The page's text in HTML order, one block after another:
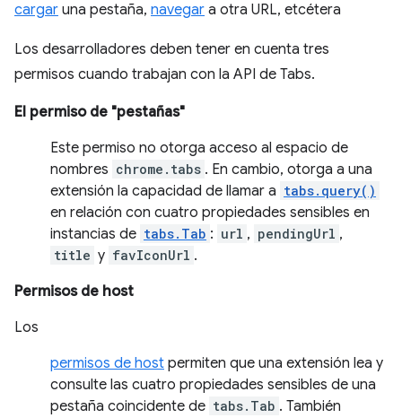
cargar una pestaña, navegar a otra URL, etcétera
Los desarrolladores deben tener en cuenta tres
permisos cuando trabajan con la API de Tabs.
El permiso de "pestañas"
Este permiso no otorga acceso al espacio de
nombres chrome.tabs . En cambio, otorga a una
extensión la capacidad de llamar a tabs.query()
en relación con cuatro propiedades sensibles en
instancias de tabs.Tab : url , pendingUrl ,
title y favIconUrl .
Permisos de host
Los
permisos de host permiten que una extensión lea y
consulte las cuatro propiedades sensibles de una
pestaña coincidente de tabs.Tab . También